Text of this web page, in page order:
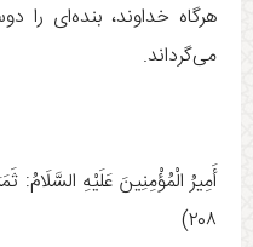
هرگاه خداوند، بنده‌اى را
مى‌گرداند.
أَمِيرُ الْمُؤْمِنِينَ عَلَيْهِ
۲۰۸)